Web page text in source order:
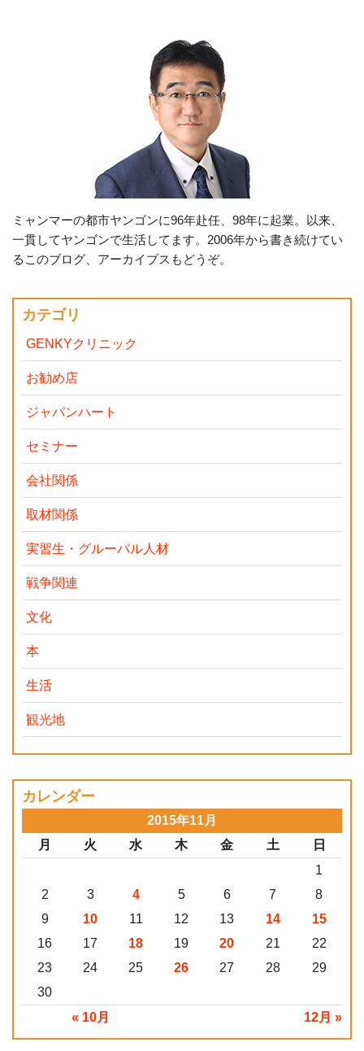
ミャンマーの都市ヤンゴンに96年赴任、98年に起業。以来、
一貫してヤンゴンで生活してます。2006年から書き続けてい
るこのブログ、アーカイブスもどうぞ。
カテゴリ
GENKYクリニック
お勧め店
ジャパンハート
セミナー
会社関係
取材関係
実習生・グルーバル人材
戦争関連
文化
本
生活
観光地
カレンダー
2015年11月
月
火 水 木 金 土 日
« 10月 12月 »
1
2
3 4 5 6 7
8
9
10 11 12 13 14
15
16
17 18 19 20 21
22
23
24 25 26 27 28
29
30